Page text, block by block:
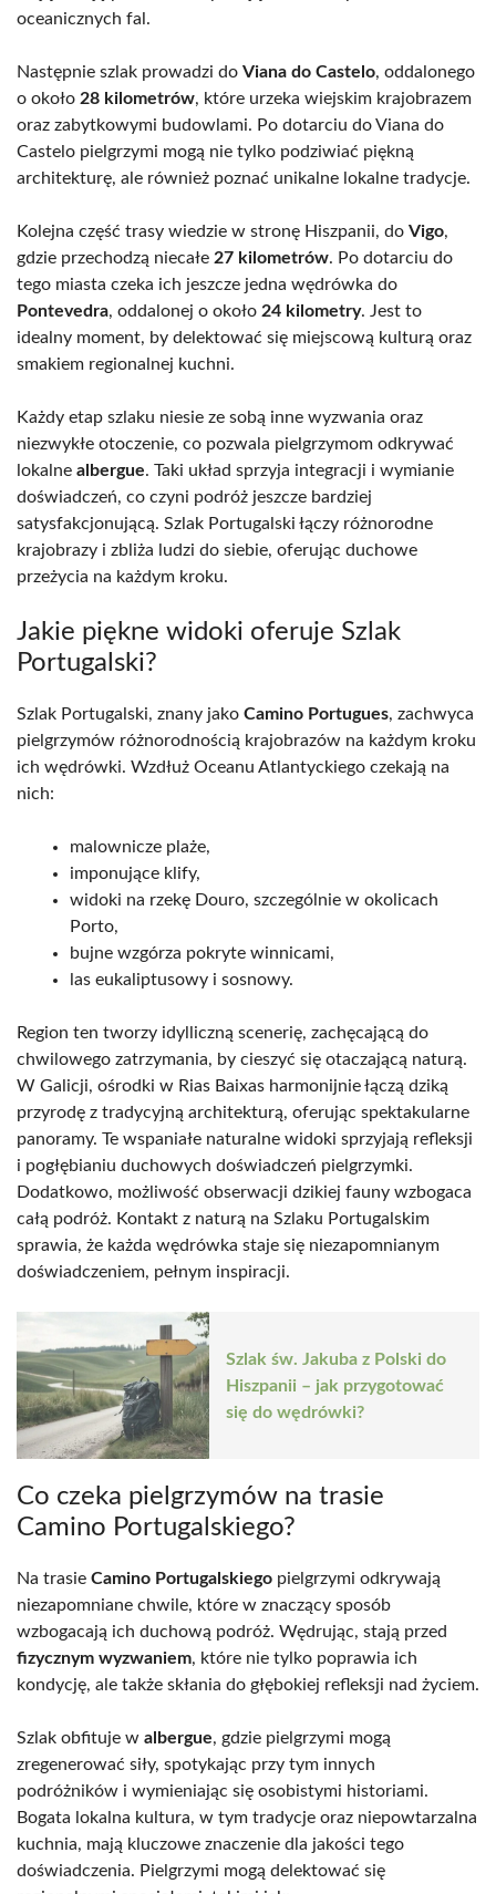
oceanicznych fal.
Następnie szlak prowadzi do Viana do Castelo, oddalonego
o około 28 kilometrów, które urzeka wiejskim krajobrazem
oraz zabytkowymi budowlami. Po dotarciu do Viana do
Castelo pielgrzymi mogą nie tylko podziwiać piękną
architekturę, ale również poznać unikalne lokalne tradycje.
Kolejna część trasy wiedzie w stronę Hiszpanii, do Vigo,
gdzie przechodzą niecałe 27 kilometrów. Po dotarciu do
tego miasta czeka ich jeszcze jedna wędrówka do
Pontevedra, oddalonej o około 24 kilometry. Jest to
idealny moment, by delektować się miejscową kulturą oraz
smakiem regionalnej kuchni.
Każdy etap szlaku niesie ze sobą inne wyzwania oraz
niezwykłe otoczenie, co pozwala pielgrzymom odkrywać
lokalne albergue. Taki układ sprzyja integracji i wymianie
doświadczeń, co czyni podróż jeszcze bardziej
satysfakcjonującą. Szlak Portugalski łączy różnorodne
krajobrazy i zbliża ludzi do siebie, oferując duchowe
przeżycia na każdym kroku.
Jakie piękne widoki oferuje Szlak
Portugalski?
Szlak Portugalski, znany jako Camino Portugues, zachwyca
pielgrzymów różnorodnością krajobrazów na każdym kroku
ich wędrówki. Wzdłuż Oceanu Atlantyckiego czekają na
nich:
malownicze plaże,
imponujące klify,
widoki na rzekę Douro, szczególnie w okolicach
Porto,
bujne wzgórza pokryte winnicami,
las eukaliptusowy i sosnowy.
Region ten tworzy idylliczną scenerię, zachęcającą do
chwilowego zatrzymania, by cieszyć się otaczającą naturą.
W Galicji, ośrodki w Rias Baixas harmonijnie łączą dziką
przyrodę z tradycyjną architekturą, oferując spektakularne
panoramy. Te wspaniałe naturalne widoki sprzyjają refleksji
i pogłębianiu duchowych doświadczeń pielgrzymki.
Dodatkowo, możliwość obserwacji dzikiej fauny wzbogaca
całą podróż. Kontakt z naturą na Szlaku Portugalskim
sprawia, że każda wędrówka staje się niezapomnianym
doświadczeniem, pełnym inspiracji.
Szlak św. Jakuba z Polski do
Hiszpanii – jak przygotować
się do wędrówki?
Co czeka pielgrzymów na trasie
Camino Portugalskiego?
Na trasie Camino Portugalskiego pielgrzymi odkrywają
niezapomniane chwile, które w znaczący sposób
wzbogacają ich duchową podróż. Wędrując, stają przed
fizycznym wyzwaniem, które nie tylko poprawia ich
kondycję, ale także skłania do głębokiej refleksji nad życiem.
Szlak obfituje w albergue, gdzie pielgrzymi mogą
zregenerować siły, spotykając przy tym innych
podróżników i wymieniając się osobistymi historiami.
Bogata lokalna kultura, w tym tradycje oraz niepowtarzalna
kuchnia, mają kluczowe znaczenie dla jakości tego
doświadczenia. Pielgrzymi mogą delektować się